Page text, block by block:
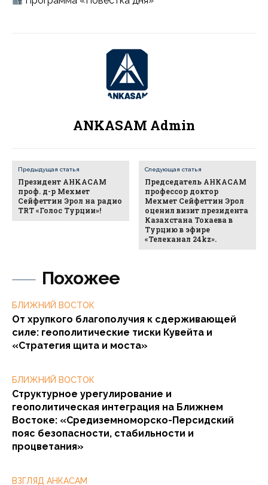
Похожее
БЛИЖНИЙ ВОСТОК
От хрупкого благополучия к сдерживающей
силе: геополитические тиски Кувейта и
«Стратегия щита и моста»
БЛИЖНИЙ ВОСТОК
Структурное урегулирование и
геополитическая интеграция на Ближнем
Востоке: «Средиземноморско-Персидский
пояс безопасности, стабильности и
процветания»
ВЗГЛЯД АНКАСАМ
ANKASAM Admin
Предыдущая статья
Президент AHKACAM
проф. д-р Мехмет
Сейфеттин Эрол на радио
TRT «Голос Турции»!
Следующая статья
Председатель АНКАСАМ
профессор доктор
Мехмет Сейфеттин Эрол
оценил визит президента
Казахстана Токаева в
Турцию в эфире
«Телеканал 24kz».